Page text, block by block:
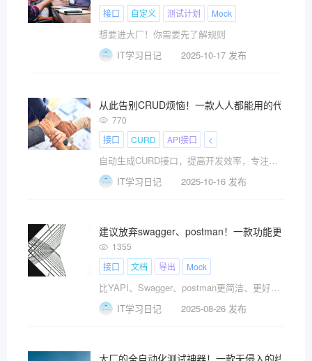
接口
自定义 测试计划 Mock
想要进大厂！你需要先了解规则
IT学习日记
2025-10-17 发布
从此告别CRUD烦恼！一款人人都能用的代码生
770
接口
CURD API接口 <
自动生成CURD接口，提高开发效率，专注核心业务！
IT学习日记
2025-10-16 发布
建议放弃swagger、postman！一款功能更强大
1355
接口
文档 导出 Mock
比YAPI、Swagger、postman更简洁、更好用、更强大！
IT学习日记
2025-08-26 发布